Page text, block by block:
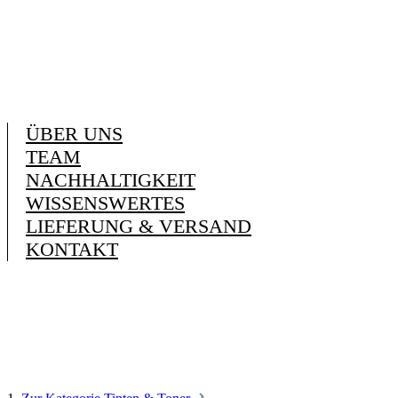
ÜBER UNS
TEAM
NACHHALTIGKEIT
WISSENSWERTES
LIEFERUNG & VERSAND
KONTAKT